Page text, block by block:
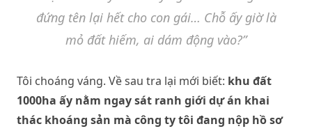
đứng tên lại hết cho con gái… Chỗ ấy giờ là
mỏ đất hiếm, ai dám động vào?”
Tôi choáng váng. Về sau tra lại mới biết: khu đất
1000ha ấy nằm ngay sát ranh giới dự án khai
thác khoáng sản mà công ty tôi đang nộp hồ sơ